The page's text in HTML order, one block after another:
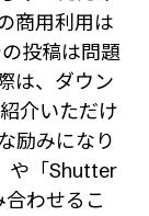
商用利用は
投稿は問題
は、ダウン
介いただけ
励みになり
や「Shutter
わせるこ